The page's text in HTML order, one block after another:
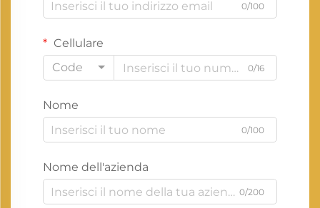
0/100
Cellulare
Code
0/16
Nome
0/100
Nome dell'azienda
0/200